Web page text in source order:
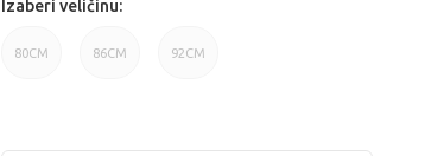
Izaberi veličinu:
80CM 86CM 92CM